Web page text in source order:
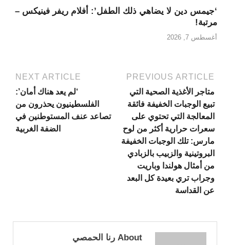
‘جيمس دين لا يضاهي ذلك الطفل’: أفلام ريفر فينيكس –
مرتبة!
أغسطس 7, 2026
PREVIOUS ARTICLE
متاجر الأغذية الصحية التي
تبيع الوجبات الخفيفة فائقة
المعالجة التي تحتوي على
سعرات حرارية أكثر من لوح
مارس: تلك الوجبات الخفيفة
البروتينية والزبيب بالزبادي
من أمثال هولندا وباريت
وجراب تري بعيدة كل البعد
عن القداسة
NEXT ARTICLE
‘لم يعد هناك أمان’:
الفلسطينيون يحذرون من
تصاعد عنف المستوطنين في
الضفة الغربية
About رنا الحمصي